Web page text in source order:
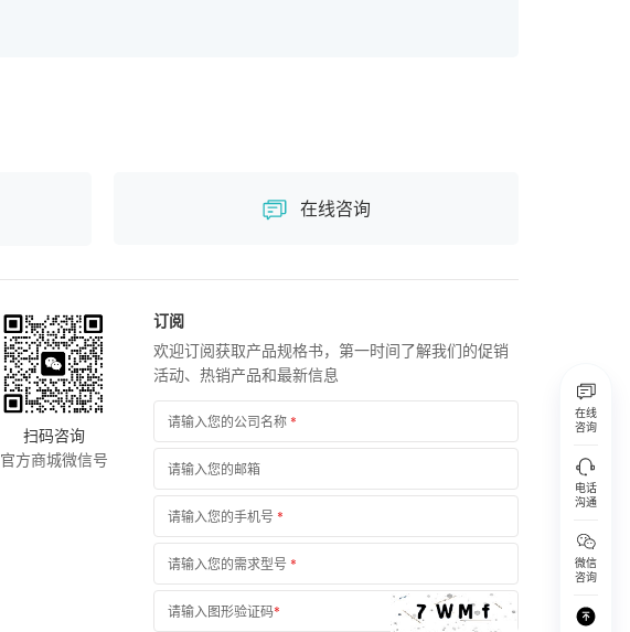
在线咨询
扫码咨询
官方商城微信号
订阅
欢迎订阅获取产品规格书，第一时间了解我们的促销
活动、热销产品和最新信息
请输入您的公司名称 *
请输入您的邮箱
请输入您的手机号 *
请输入您的需求型号 *
请输入图形验证码*
在线
咨询
电话
沟通
微信
咨询